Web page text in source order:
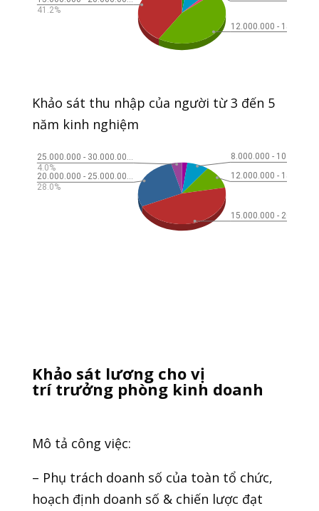
Khảo sát thu nhập của người từ 3 đến 5
năm kinh nghiệm
Khảo sát lương cho vị
trí trưởng phòng kinh doanh
Mô tả công việc:
– Phụ trách doanh số của toàn tổ chức,
hoạch định doanh số & chiến lược đạt